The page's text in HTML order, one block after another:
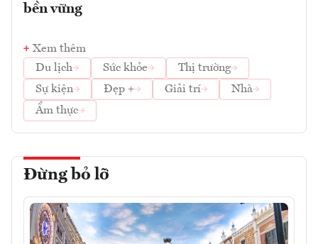
bền vững
Xem thêm
Du lịch
Sức khỏe
Thị trường
Sự kiện
Đẹp + Giải trí
Nhà
Ẩm thực
Đừng bỏ lỡ